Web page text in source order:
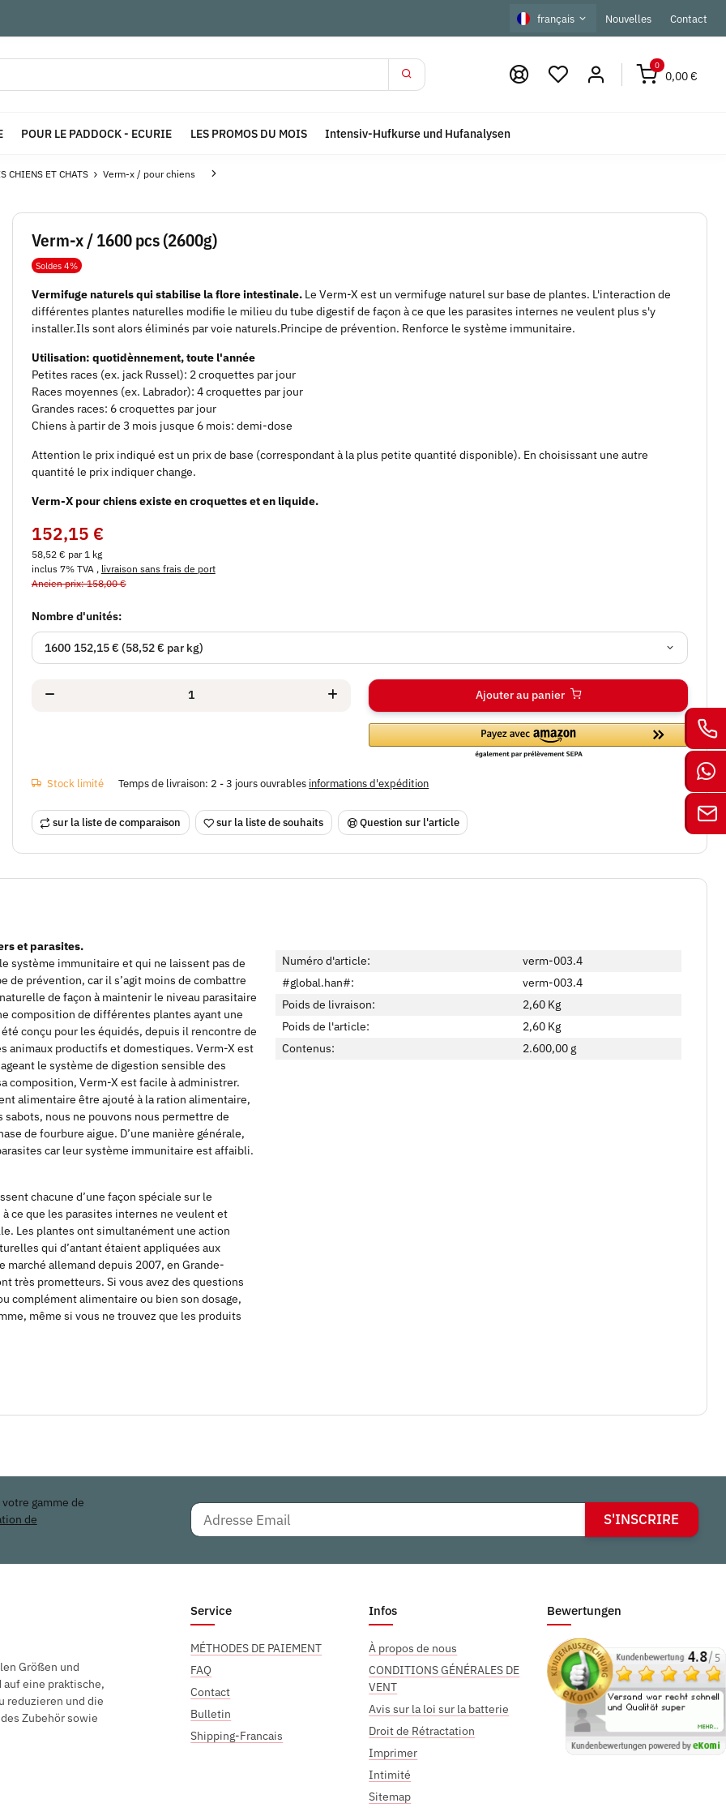
français Nouvelles Contact
0
0,00 €
POUR LE PADDOCK - ECURIE LES PROMOS DU MOIS Intensiv-Hufkurse und Hufanalysen
CHIENS ET CHATS Verm-x / pour chiens
Verm-x / 1600 pcs (2600g)
Soldes 4%
Vermifuge naturels qui stabilise la flore intestinale. Le Verm-X est un vermifuge naturel sur base de plantes. L'interaction de
différentes plantes naturelles modifie le milieu du tube digestif de façon à ce que les parasites internes ne veulent plus s'y
installer.Ils sont alors éliminés par voie naturels.Principe de prévention. Renforce le système immunitaire.
Utilisation: quotidènnement, toute l'année
Petites races (ex. jack Russel): 2 croquettes par jour
Races moyennes (ex. Labrador): 4 croquettes par jour
Grandes races: 6 croquettes par jour
Chiens à partir de 3 mois jusque 6 mois: demi-dose
Attention le prix indiqué est un prix de base (correspondant à la plus petite quantité disponible). En choisissant une autre
quantité le prix indiquer change.
Verm-X pour chiens existe en croquettes et en liquide.
152,15 €
58,52 € par 1 kg
inclus 7% TVA , livraison sans frais de port
Ancien prix: 158,00 €
Nombre d'unités:
1600 152,15 € (58,52 € par kg)
Ajouter au panier
Stock limité Temps de livraison: 2 - 3 jours ouvrables informations d'expédition
sur la liste de comparaison sur la liste de souhaits Question sur l'article
et parasites.
système immunitaire et qui ne laissent pas de
de prévention, car il s’agit moins de combattre
de façon à maintenir le niveau parasitaire
composition de différentes plantes ayant une
conçu pour les équidés, depuis il rencontre de
animaux productifs et domestiques. Verm-X est
le système de digestion sensible des
composition, Verm-X est facile à administrer.
alimentaire être ajouté à la ration alimentaire,
sabots, nous ne pouvons nous permettre de
de fourbure aigue. D’une manière générale,
car leur système immunitaire est affaibli.
chacune d’une façon spéciale sur le
ce que les parasites internes ne veulent et
Les plantes ont simultanément une action
qui d’antant étaient appliquées aux
allemand depuis 2007, en Grande-
très prometteurs. Si vous avez des questions
complément alimentaire ou bien son dosage,
même si vous ne trouvez que les produits
Numéro d'article:
verm-003.4
#global.han#:
verm-003.4
Poids de livraison:
2,60 Kg
Poids de l'article:
2,60 Kg
Contenus:
2.600,00 g
gamme de
de
S'INSCRIRE
Größen und
auf eine praktische,
reduzieren und die
Zubehör sowie
Service
MÉTHODES DE PAIEMENT
FAQ
Contact
Bulletin
Shipping-Francais
Infos
À propos de nous
CONDITIONS GÉNÉRALES DE
VENT
Avis sur la loi sur la batterie
Droit de Rétractation
Imprimer
Intimité
Sitemap
Bewertungen